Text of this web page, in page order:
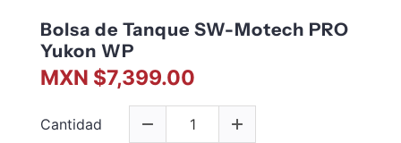
Bolsa de Tanque SW-Motech PRO
Yukon WP
MXN $7,399.00
Cantidad